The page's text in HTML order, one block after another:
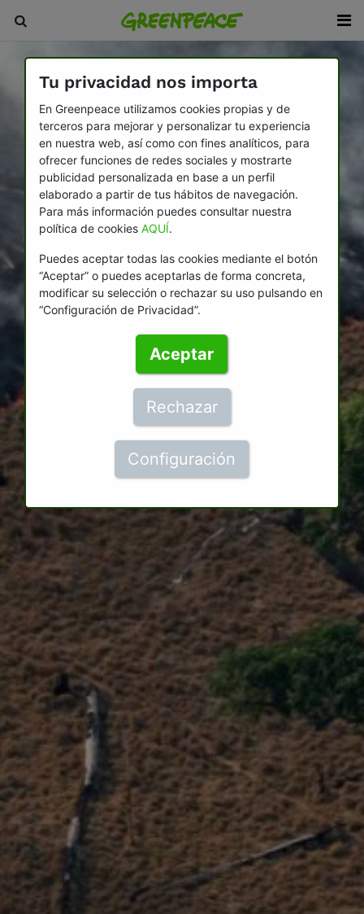
Tu privacidad nos importa
En Greenpeace utilizamos cookies propias y de
terceros para mejorar y personalizar tu experiencia
en nuestra web, así como con fines analíticos, para
ofrecer funciones de redes sociales y mostrarte
publicidad personalizada en base a un perfil
elaborado a partir de tus hábitos de navegación.
Para más información puedes consultar nuestra
política de cookies AQUÍ.
Puedes aceptar todas las cookies mediante el botón
“Aceptar” o puedes aceptarlas de forma concreta,
modificar su selección o rechazar su uso pulsando en
“Configuración de Privacidad”.
Aceptar
Rechazar
Configuración